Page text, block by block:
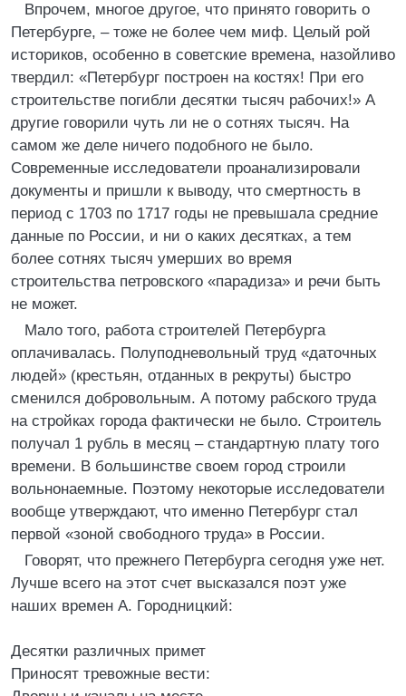
Впрочем, многое другое, что принято говорить о
Петербурге, – тоже не более чем миф. Целый рой
историков, особенно в советские времена, назойливо
твердил: «Петербург построен на костях! При его
строительстве погибли десятки тысяч рабочих!» А
другие говорили чуть ли не о сотнях тысяч. На
самом же деле ничего подобного не было.
Современные исследователи проанализировали
документы и пришли к выводу, что смертность в
период с 1703 по 1717 годы не превышала средние
данные по России, и ни о каких десятках, а тем
более сотнях тысяч умерших во время
строительства петровского «парадиза» и речи быть
не может.
Мало того, работа строителей Петербурга
оплачивалась. Полуподневольный труд «даточных
людей» (крестьян, отданных в рекруты) быстро
сменился добровольным. А потому рабского труда
на стройках города фактически не было. Строитель
получал 1 рубль в месяц – стандартную плату того
времени. В большинстве своем город строили
вольнонаемные. Поэтому некоторые исследователи
вообще утверждают, что именно Петербург стал
первой «зоной свободного труда» в России.
Говорят, что прежнего Петербурга сегодня уже нет.
Лучше всего на этот счет высказался поэт уже
наших времен А. Городницкий:
Десятки различных примет
Приносят тревожные вести: